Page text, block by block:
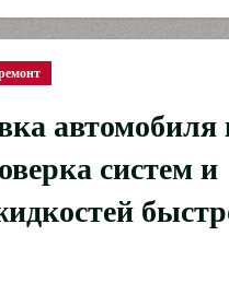
автомобиля
систем и